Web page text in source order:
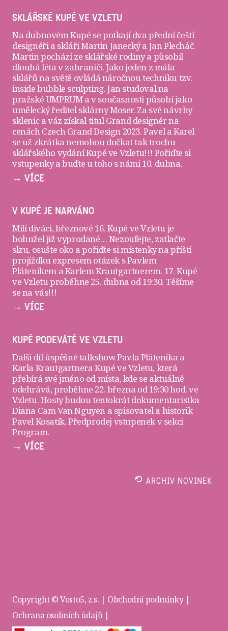
SKLÁŘSKÉ KUPÉ VE VZLETU
Na dubnovém Kupé se potkají dva přední čeští
designéři a sklářiMartin Janeckýa Jan Plecháč.
Martin pochází ze sklářské rodiny a působil
dlouhá léta v zahraničí. Jako jeden z mála
sklářů na světě ovládá náročnou techniku tzv.
inside bubble sculpting. Jan studoval na
pražské UMPRUM a v současnosti působí jako
umělecký ředitel sklárny Moser. Za své návrhy
sklenic a váz získal titul Grand designér na
cenách Czech Grand Design 2023. Pavel a Karel
se už zkrátka nemohou dočkat tak trochu
sklářského vydání Kupé ve Vzletu!!! Pořiďte si
vstupenkya buďte u toho s námi 10. dubna.
→ VÍCE
V KUPÉ JE NARVÁNO
Milí diváci, březnové 16. Kupé ve Vzletu je
bohužel již vyprodané… Nezoufejte, zatlačte
slzu, osušte oko a pořiďte simístenkyna příští
projížďku expresem otázek s Pavlem
Pláteníkem a Karlem Krautgartnerem. 17. Kupé
ve Vzletu proběhne 25. dubna od 19:30. Těšíme
se na vás!!!
→ VÍCE
KUPÉ PODEVÁTÉ VE VZLETU
Další díl úspěšné talkshow Pavla Pláteníka a
Karla KrautgartneraKupé ve Vzletu, která
přebírá své jméno od místa, kde se aktuálně
odehrává, proběhne 22. března od 19:30 hod. ve
Vzletu. Hosty budou tentokrát dokumentaristka
Diana Cam Van Nguyen a spisovatel a historik
Pavel Kosatík. Předprodej vstupenek v sekci
Program.
→ VÍCE
ARCHIV NOVINEK
Copyright © Vosto5, z.s. | Obchodní podmínky|
Ochrana osobních údajů|